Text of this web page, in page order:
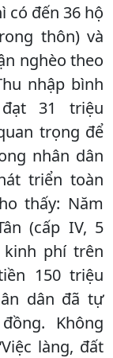
có đến 36 hộ
thôn) và
nghèo theo
nhập bình
31 triệu
trọng để
nhân dân
triển toàn
thấy: Năm
(cấp IV, 5
phí trên
150 triệu
dân đã tự
Không
làng, đất